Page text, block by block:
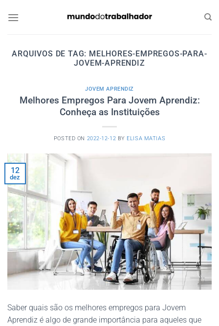
ARQUIVOS DE TAG: MELHORES-EMPREGOS-PARA-
JOVEM-APRENDIZ
JOVEM APRENDIZ
Melhores Empregos Para Jovem Aprendiz:
Conheça as Instituições
POSTED ON 2022-12-12 BY ELISA MATIAS
12
dez
Saber quais são os melhores empregos para Jovem
Aprendiz é algo de grande importância para aqueles que